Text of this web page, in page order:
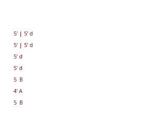
5'| 5' d
5'| 5' d
5' d
5' d
5 B
4' A
5 B